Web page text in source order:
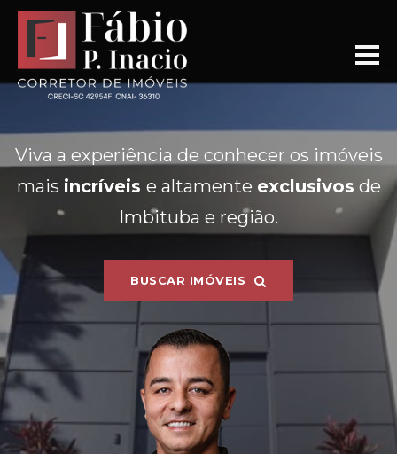
Viva a experiência de conhecer os imóveis
mais incríveis e altamente exclusivos de
Imbituba e região.
BUSCAR IMÓVEIS